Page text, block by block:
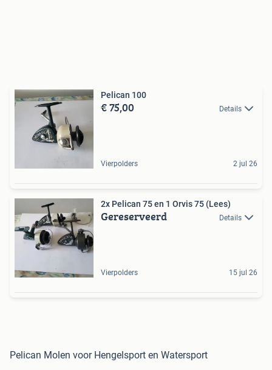
Pelican 100
€ 75,00 Details
Vierpolders 2 jul 26
2x Pelican 75 en 1 Orvis 75 (Lees)
Gereserveerd Details
Vierpolders 15 jul 26
Pelican Molen voor Hengelsport en Watersport